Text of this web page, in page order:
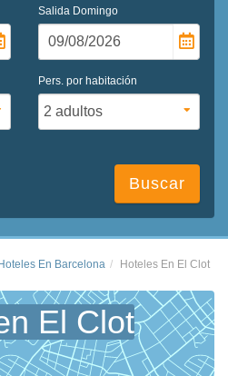
Salida Domingo
Pers. por habitación
Buscar
En Barcelona Hoteles En El Clot
El Clot